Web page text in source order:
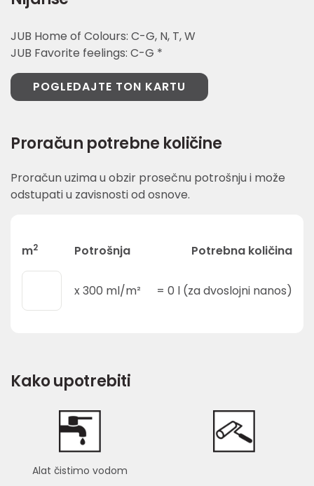
JUB Home of Colours: C-G, N, T, W
JUB Favorite feelings: C-G *
POGLEDAJTE TON KARTU
Proračun potrebne količine
Proračun uzima u obzir prosečnu potrošnju i može
odstupati u zavisnosti od osnove.
m2 Potrošnja Potrebna količina
x300 ml/m² = 0 l (za dvoslojni nanos)
Kako upotrebiti
Alat čistimo vodom